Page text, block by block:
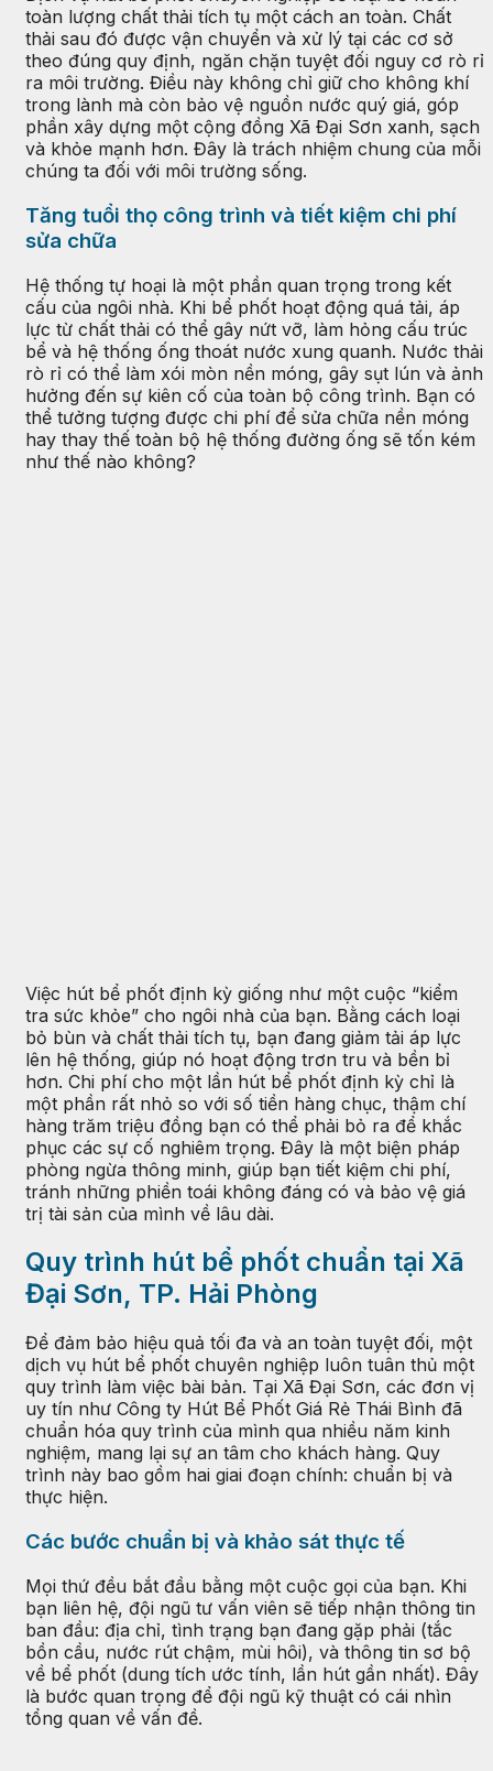
toàn lượng chất thải tích tụ một cách an toàn. Chất
thải sau đó được vận chuyển và xử lý tại các cơ sở
theo đúng quy định, ngăn chặn tuyệt đối nguy cơ rò rỉ
ra môi trường. Điều này không chỉ giữ cho không khí
trong lành mà còn bảo vệ nguồn nước quý giá, góp
phần xây dựng một cộng đồng Xã Đại Sơn xanh, sạch
và khỏe mạnh hơn. Đây là trách nhiệm chung của mỗi
chúng ta đối với môi trường sống.
Tăng tuổi thọ công trình và tiết kiệm chi phí
sửa chữa
Hệ thống tự hoại là một phần quan trọng trong kết
cấu của ngôi nhà. Khi bể phốt hoạt động quá tải, áp
lực từ chất thải có thể gây nứt vỡ, làm hỏng cấu trúc
bể và hệ thống ống thoát nước xung quanh. Nước thải
rò rỉ có thể làm xói mòn nền móng, gây sụt lún và ảnh
hưởng đến sự kiên cố của toàn bộ công trình. Bạn có
thể tưởng tượng được chi phí để sửa chữa nền móng
hay thay thế toàn bộ hệ thống đường ống sẽ tốn kém
như thế nào không?
Việc hút bể phốt định kỳ giống như một cuộc “kiểm
tra sức khỏe” cho ngôi nhà của bạn. Bằng cách loại
bỏ bùn và chất thải tích tụ, bạn đang giảm tải áp lực
lên hệ thống, giúp nó hoạt động trơn tru và bền bỉ
hơn. Chi phí cho một lần hút bể phốt định kỳ chỉ là
một phần rất nhỏ so với số tiền hàng chục, thậm chí
hàng trăm triệu đồng bạn có thể phải bỏ ra để khắc
phục các sự cố nghiêm trọng. Đây là một biện pháp
phòng ngừa thông minh, giúp bạn tiết kiệm chi phí,
tránh những phiền toái không đáng có và bảo vệ giá
trị tài sản của mình về lâu dài.
Quy trình hút bể phốt chuẩn tại Xã
Đại Sơn, TP. Hải Phòng
Để đảm bảo hiệu quả tối đa và an toàn tuyệt đối, một
dịch vụ hút bể phốt chuyên nghiệp luôn tuân thủ một
quy trình làm việc bài bản. Tại Xã Đại Sơn, các đơn vị
uy tín như Công ty Hút Bể Phốt Giá Rẻ Thái Bình đã
chuẩn hóa quy trình của mình qua nhiều năm kinh
nghiệm, mang lại sự an tâm cho khách hàng. Quy
trình này bao gồm hai giai đoạn chính: chuẩn bị và
thực hiện.
Các bước chuẩn bị và khảo sát thực tế
Mọi thứ đều bắt đầu bằng một cuộc gọi của bạn. Khi
bạn liên hệ, đội ngũ tư vấn viên sẽ tiếp nhận thông tin
ban đầu: địa chỉ, tình trạng bạn đang gặp phải (tắc
bồn cầu, nước rút chậm, mùi hôi), và thông tin sơ bộ
về bể phốt (dung tích ước tính, lần hút gần nhất). Đây
là bước quan trọng để đội ngũ kỹ thuật có cái nhìn
tổng quan về vấn đề.